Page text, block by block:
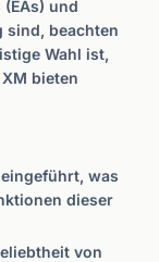
und
sind, beachten
Wahl ist,
bieten
was
dieser
von